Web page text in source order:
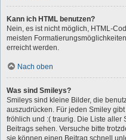
Kann ich HTML benutzen?
Nein, es ist nicht möglich, HTML-
meisten
erreicht werden.
Nach oben
Was sind Smileys?
Smileys sind kleine Bilder, die
auszudrücken. Für jeden Smiley
fröhlich und :( traurig. Die Liste aller
Beitrags sehen. Versuche bitte
sie können einen Beitrag schnell